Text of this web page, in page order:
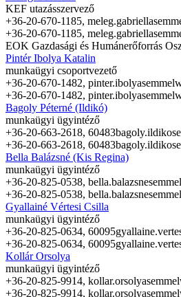
KEF utazásszervező
+36-20-670-1185, meleg.gabriella
+36-20-670-1185, meleg.gabriella
EOK Gazdasági és Humánerőforrás
Pintér Ibolya Katalin
munkaügyi csoportvezető
+36-20-670-1482, pinter.ibolya
+36-20-670-1482, pinter.ibolya
Bagoly Péterné (Ildikó)
munkaügyi ügyintéző
+36-20-663-2618, 60483bagoly.ildiko
+36-20-663-2618, 60483bagoly.ildiko
Bella Balázsné (Kis Regina)
munkaügyi ügyintéző
+36-20-825-0538, bella.balazsne
+36-20-825-0538, bella.balazsne
Gyallainé Vértesi Csilla
munkaügyi ügyintéző
+36-20-825-0634, 60095
+36-20-825-0634, 60095
Kollár Orsolya
munkaügyi ügyintéző
+36-20-825-9914, kollar.orsolya
+36-20-825-9914, kollar.orsolya